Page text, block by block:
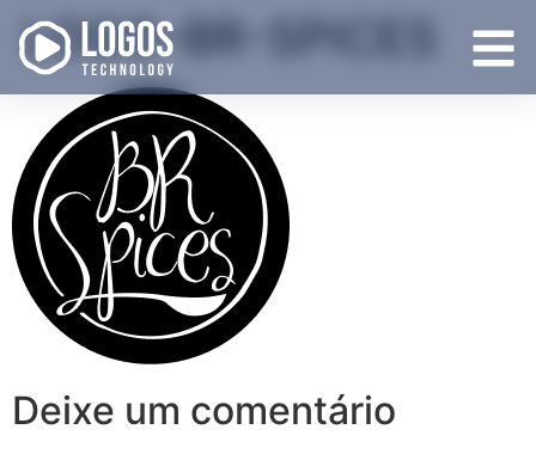
LOGO-BR-SPICES
Deixe um comentário